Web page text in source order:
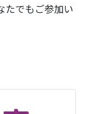
たでもご参加い